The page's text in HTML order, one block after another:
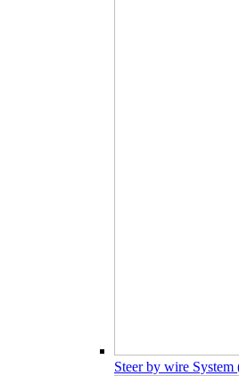
Steer by wire